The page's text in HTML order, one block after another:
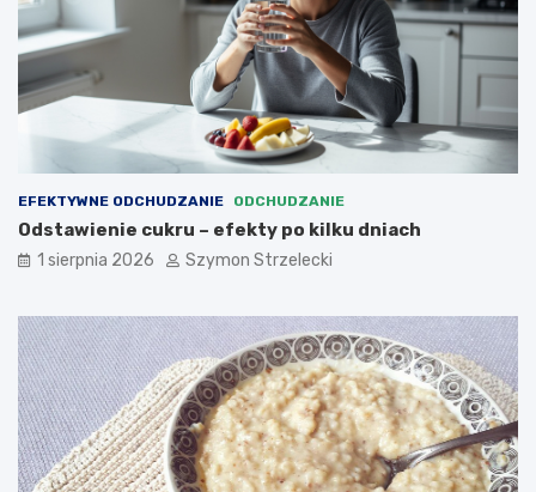
EFEKTYWNE ODCHUDZANIE ODCHUDZANIE
Odstawienie cukru – efekty po kilku dniach
1 sierpnia 2026 Szymon Strzelecki